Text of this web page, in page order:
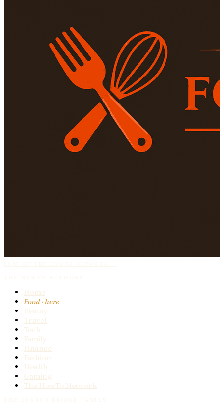
Home
Food· here
Beauty
Travel
Tech
Family
Finance
Fashion
Health
Gaming
The HowTo Network